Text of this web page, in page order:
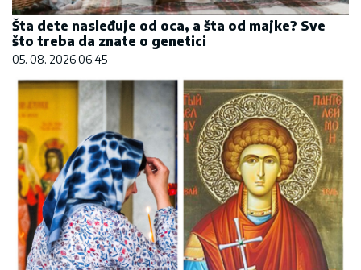
Šta dete nasleđuje od oca, a šta od majke? Sve
što treba da znate o genetici
05. 08. 2026 06:45